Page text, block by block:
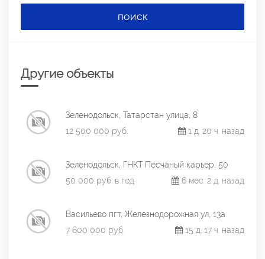
ПОИСК
Другие объекты
Зеленодольск, Татарстан улица, 8
12 500 000 руб.
1 д. 20 ч. назад
Зеленодольск, ГНКТ Песчаный карьер, 50
50 000 руб. в год
6 мес. 2 д. назад
Васильево пгт, Железнодорожная ул, 13а
7 600 000 руб.
15 д. 17 ч. назад